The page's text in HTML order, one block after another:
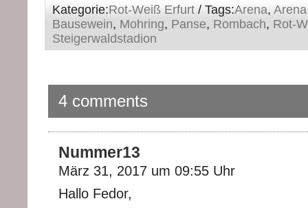
Kategorie:Rot-Weiß Erfurt / Tags:Arena,
Bausewein, Mohring, Panse, Rombach, Rot-
Steigerwaldstadion
4 comments
Nummer13
März 31, 2017 um 09:55 Uhr
Hallo Fedor,